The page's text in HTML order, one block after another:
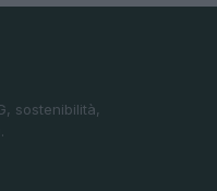
sostenibilità,